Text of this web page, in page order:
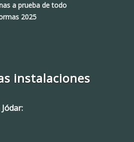
a prueba de todo
2025
instalaciones